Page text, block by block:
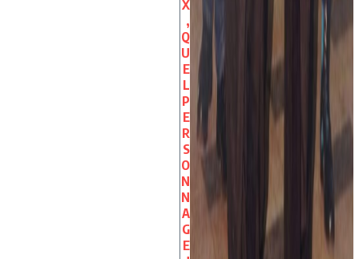
X
,
Q
U
E
L
P
E
R
S
O
N
N
A
G
E